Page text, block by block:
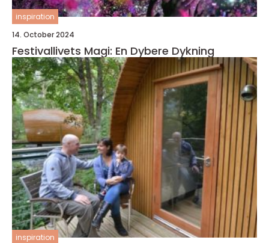
inspiration
14. October 2024
Festivallivets Magi: En Dybere Dykning
inspiration